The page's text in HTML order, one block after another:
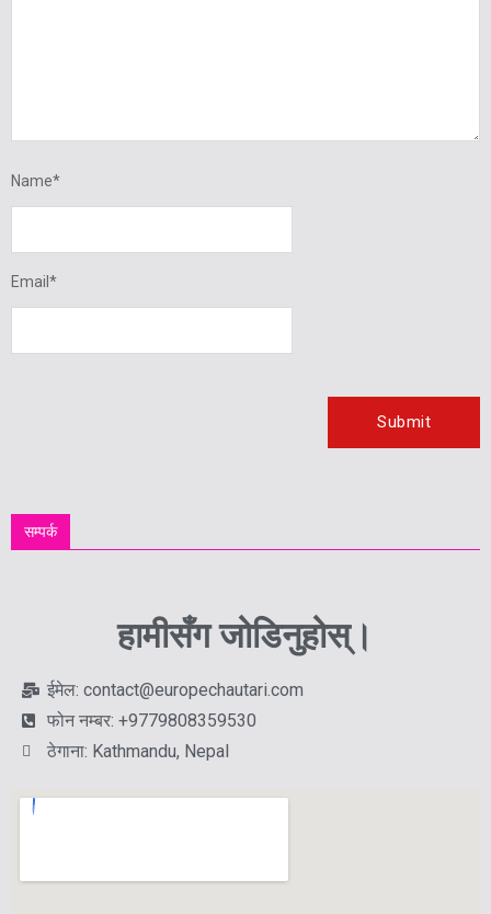
Name*
Email *
सम्पर्क
हामीसँग जोडिनुहोस्।
ईमेल: contact@europechautari.com
फोन नम्बर: +9779808359530
ठेगाना: Kathmandu, Nepal